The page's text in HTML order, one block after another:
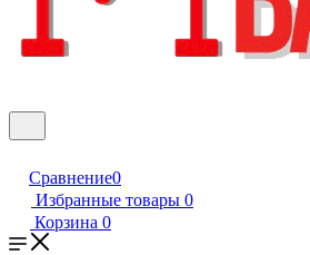
Сравнение0
Избранные товары 0
Корзина 0